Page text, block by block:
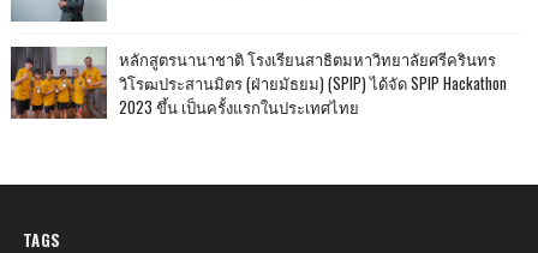
หลักสูตรนานาชาติ โรงเรียนสาธิตมหาวิทยาลัยศรีครินทร
วิโรฒประสานมิตร (ฝ่ายมัธยม) (SPIP) ได้จัด SPIP Hackathon
2023 ขึ้น เป็นครั้งแรกในประเทศไทย
TAGS